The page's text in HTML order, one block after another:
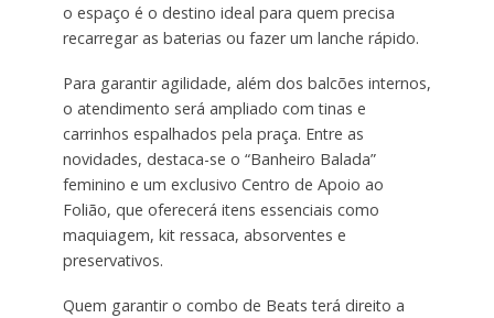
o espaço é o destino ideal para quem precisa
recarregar as baterias ou fazer um lanche rápido.
Para garantir agilidade, além dos balcões internos,
o atendimento será ampliado com tinas e
carrinhos espalhados pela praça. Entre as
novidades, destaca-se o “Banheiro Balada”
feminino e um exclusivo Centro de Apoio ao
Folião, que oferecerá itens essenciais como
maquiagem, kit ressaca, absorventes e
preservativos.
Quem garantir o combo de Beats terá direito a